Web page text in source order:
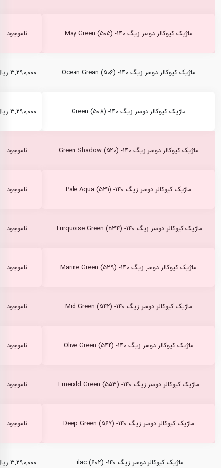
ماژیک کیوکالر دوسر زیگ May Green (505) -140 ناموجود
ماژیک کیوکالر دوسر زیگ Ocean Grean (506) -140 ۳,۲۹۰,۰۰۰ ریال
ماژیک کیوکالر دوسر زیگ Green (508) -140 ۳,۲۹۰,۰۰۰ ریال
ماژیک کیوکالر دوسر زیگ Green Shadow (520) -140 ناموجود
ماژیک کیوکالر دوسر زیگ Pale Aqua (531) -140 ناموجود
ماژیک کیوکالر دوسر زیگ Turquoise Green (534) -140 ناموجود
ماژیک کیوکالر دوسر زیگ Marine Green (539) -140 ناموجود
ماژیک کیوکالر دوسر زیگ Mid Green (542) -140 ناموجود
ماژیک کیوکالر دوسر زیگ Olive Green (544) -140 ناموجود
ماژیک کیوکالر دوسر زیگ Emerald Green (553) -140 ناموجود
ماژیک کیوکالر دوسر زیگ Deep Green (567) -140 ناموجود
ماژیک کیوکالر دوسر زیگ Lilac (602) -140 ۳,۲۹۰,۰۰۰ ریال